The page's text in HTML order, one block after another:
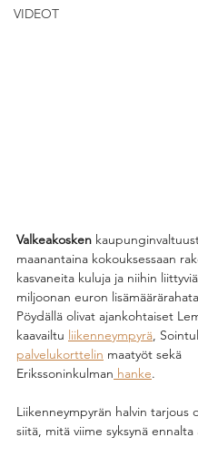
VIDEOT
Valkeakosken
maanantaina kokouksessaan
kasvaneita kuluja ja niihin
miljoonan euron
Pöydällä olivat ajankohtaiset
kaavailtu liikenneympyrä,
palvelukorttelin maatyöt sekä
Erikssoninkulman hanke.
Liikenneympyrän halvin tarjous
siitä, mitä viime syksynä ennalta